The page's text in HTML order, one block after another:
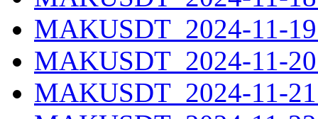
MAKUSDT_2024-11-
MAKUSDT_2024-11-
MAKUSDT_2024-11-